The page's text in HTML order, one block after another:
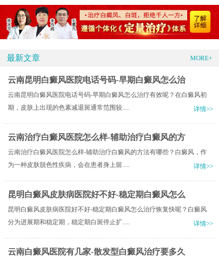
最新文章 MORE+
云南昆明白癜风医院电话号码-早期白癜风怎么治
云南昆明白癜风医院电话号码-早期白癜风怎么治疗有效呢？在白癜风初
期，皮肤上出现的色素减退斑通常范围较.....
详情>>
云南治疗白癜风医院怎么样-辅助治疗白癜风的方
云南治疗白癜风医院怎么样-辅助治疗白癜风的方法有哪些？白癜风，作
为一种皮肤脱色性疾病，会在患者身上留.....
详情>>
昆明白癜风皮肤病医院好不好-稳定期白癜风怎么
昆明白癜风皮肤病医院好不好-稳定期白癜风怎么治疗恢复快呢？白癜风
分为进展期和稳定期，稳定期白斑停止扩.....
详情>>
云南白癜风医院有几家-散发型白癜风治疗要多久